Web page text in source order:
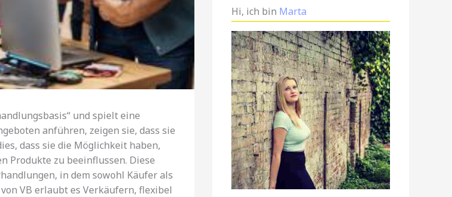
und spielt eine
anführen, zeigen sie, dass sie
dass sie die Möglichkeit haben,
Produkte zu beeinflussen. Diese
in dem sowohl Käufer als
VB erlaubt es Verkäufern, flexibel
Hi, ich bin Marta